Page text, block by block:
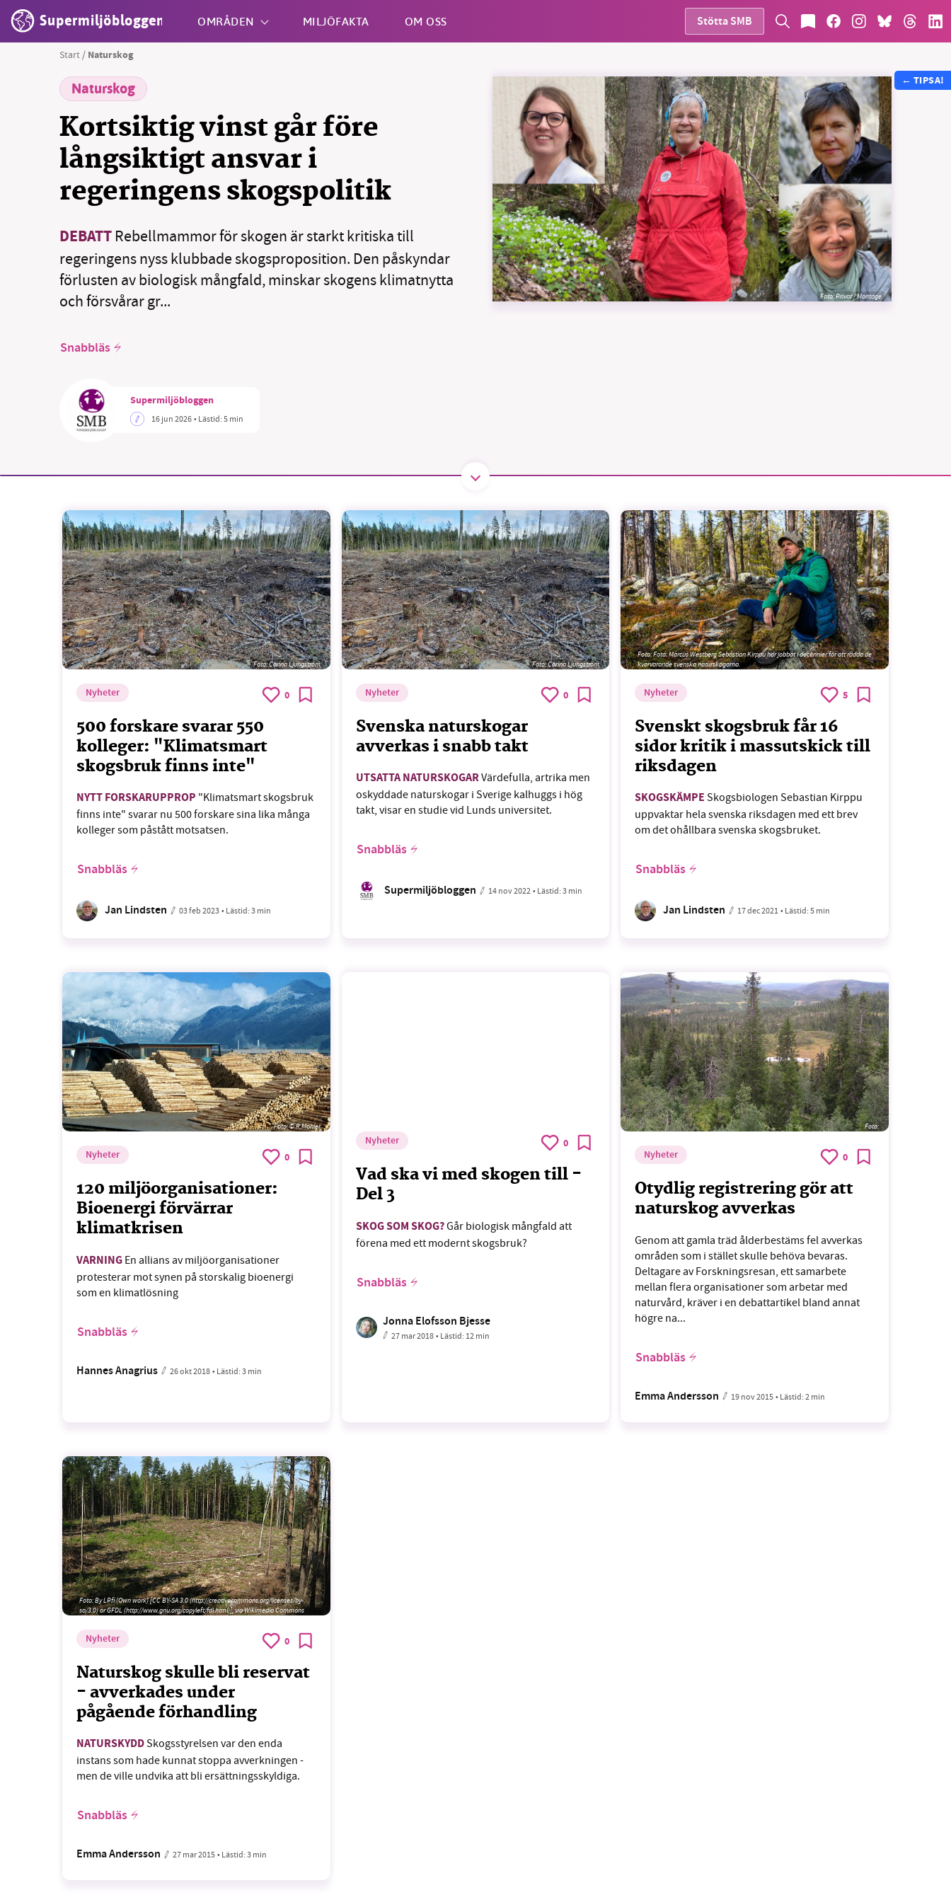
Supermiljöbloggen OMRÅDEN MILJÖFAKTA OM OSS Stötta SMB
Start / Naturskog
Naturskog
Kortsiktig vinst går före
långsiktigt ansvar i
regeringens skogspolitik
DEBATT Rebellmammor för skogen är starkt kritiska till
regeringens nyss klubbade skogsproposition. Den påskyndar
förlusten av biologisk mångfald, minskar skogens klimatnytta
och försvårar gr...
Snabbläs
Supermiljöbloggen
16 jun 2026• Lästid:5 min
Foto: Privat / Montage
Foto: Carina Ljungström
Nyheter 0
500 forskare svarar 550
kolleger: "Klimatsmart
skogsbruk finns inte"
NYTT FORSKARUPPROP "Klimatsmart skogsbruk
finns inte" svarar nu 500 forskare sina lika många
kolleger som påstått motsatsen.
Snabbläs
Jan Lindsten 03 feb 2023• Lästid:3 min
Foto: Carina Ljungström
Nyheter 0
Svenska naturskogar
avverkas i snabb takt
UTSATTA NATURSKOGARVärdefulla, artrika men
oskyddade naturskogar i Sverige kalhuggs i hög
takt, visar en studie vid Lunds universitet.
Snabbläs
Supermiljöbloggen 14 nov 2022 • Lästid:3 min
Foto: Foto: Marcus Westberg Sebastian Kirppu har jobbat i decennier för att rädda de
kvarvarande svenska naturskogarna.
Nyheter 5
Svenskt skogsbruk får 16
sidor kritik i massutskick till
riksdagen
SKOGSKÄMPE Skogsbiologen Sebastian Kirppu
uppvaktar hela svenska riksdagen med ett brev
om det ohållbara svenska skogsbruket.
Snabbläs
Jan Lindsten 17 dec 2021 • Lästid:5 min
Foto:© R.Möhler
Nyheter 0
120 miljöorganisationer:
Bioenergi förvärrar
klimatkrisen
VARNING En allians av miljöorganisationer
protesterar mot synen på storskalig bioenergi
som en klimatlösning
Snabbläs
Hannes Anagrius 26 okt 2018• Lästid:3 min
Nyheter 0
Vad ska vi med skogen till -
Del 3
SKOG SOM SKOG?Går biologisk mångfald att
förena med ett modernt skogsbruk?
Snabbläs
Jonna Elofsson Bjesse
27 mar 2018 • Lästid: 12 min
Foto:
Nyheter 0
Otydlig registrering gör att
naturskog avverkas
Genom att gamla träd ålderbestäms fel avverkas
områden som i stället skulle behöva bevaras.
Deltagare av Forskningsresan, ett samarbete
mellan flera organisationer som arbetar med
naturvård, kräver i en debattartikel bland annat
högre na...
Snabbläs
Emma Andersson 19 nov 2015 • Lästid:2 min
Foto:By LPfi (Own work) [CC BY-SA 3.0 (http://creativecommons.org/licenses/by-
sa/3.0) or GFDL (http://www.gnu.org/copyleft/fdl.html)], via Wikimedia Commons
Nyheter 0
Naturskog skulle bli reservat
- avverkades under
pågående förhandling
NATURSKYDDSkogsstyrelsen var den enda
instans som hade kunnat stoppa avverkningen -
men de ville undvika att bli ersättningsskyldiga.
Snabbläs
Emma Andersson 27 mar 2015• Lästid:3 min
← TIPSA!
1231368703
Läs vad vi vill göra